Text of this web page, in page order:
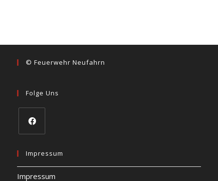
© Feuerwehr Neufahrn
Folge Uns
Impressum
Impressum